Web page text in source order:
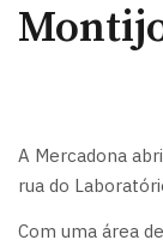
A Mercadona
rua do
Com uma área